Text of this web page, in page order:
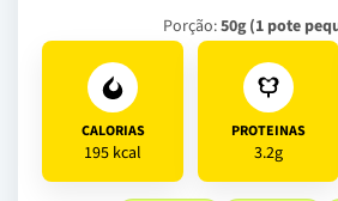
Porção:50g (1 pote
CALORIAS
195 kcal
PROTEINAS
3.2g